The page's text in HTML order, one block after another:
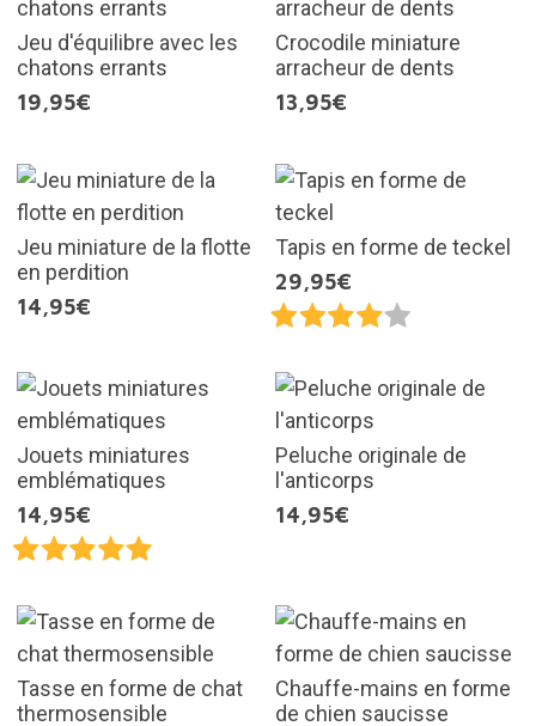
Jeu d'équilibre avec les
chatons errants
19,95€
Crocodile miniature
arracheur de dents
13,95€
Jeu miniature de la flotte
en perdition
14,95€
Tapis en forme de teckel
29,95€
Jouets miniatures
emblématiques
14,95€
Peluche originale de
l'anticorps
14,95€
Tasse en forme de chat
thermosensible
Chauffe-mains en forme
de chien saucisse